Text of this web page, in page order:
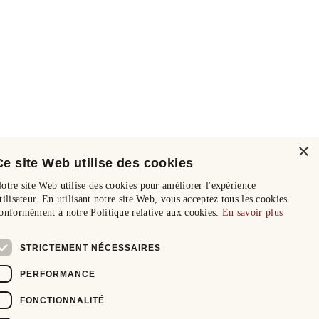
×
site Web utilise des cookies
site Web utilise des cookies pour améliorer l'expérience
En utilisant notre site Web, vous acceptez tous les cookies
à notre Politique relative aux cookies. En savoir plus
STRICTEMENT NÉCESSAIRES
PERFORMANCE
FONCTIONNALITÉ